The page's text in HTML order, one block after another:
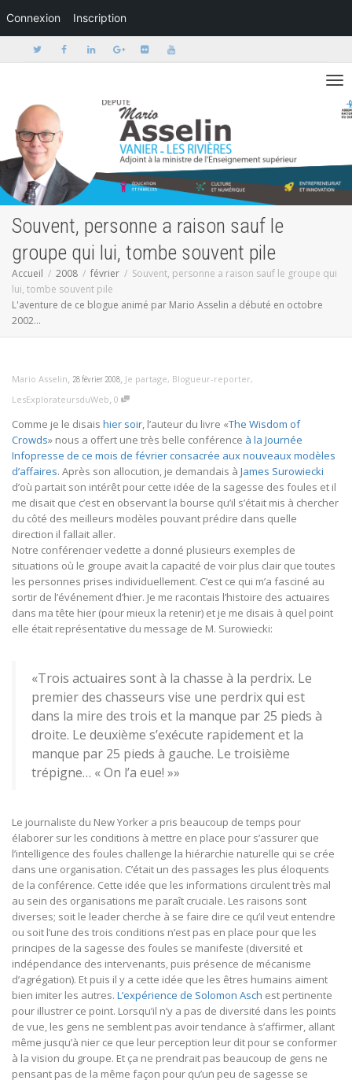
Connexion Inscription
Activer/
Souvent, personne a raison sauf le
groupe qui lui, tombe souvent pile
Accueil 2008 février
Souvent, personne a raison sauf le groupe qui
lui, tombe souvent pile
L'aventure de ce blogue animé par Mario Asselin a débuté en octobre
2002...
Mario Asselin, 28 février 2008, Je partage, Blogueur-reporter,
LesExplorateursduWeb, 0
Comme je le disais hier soir, l’auteur du livre «The Wisdom of
Crowds» nous a offert une très belle conférence à la Journée
Infopresse de ce mois de février consacrée aux nouveaux modèles
d’affaires. Après son allocution, je demandais à James Surowiecki
d’où partait son intérêt pour cette idée de la sagesse des foules et il
me disait que c’est en observant la bourse qu’il s’était mis à chercher
du côté des meilleurs modèles pouvant prédire dans quelle
direction il fallait aller.
Notre conférencier vedette a donné plusieurs exemples de
situations où le groupe avait la capacité de voir plus clair que toutes
les personnes prises individuellement. C’est ce qui m’a fasciné au
sortir de l’événement d’hier. Je me racontais l’histoire des actuaires
dans ma tête hier (pour mieux la retenir) et je me disais à quel point
elle était représentative du message de M. Surowiecki:
«Trois actuaires sont à la chasse à la perdrix. Le
premier des chasseurs vise une perdrix qui est
dans la mire des trois et la manque par 25 pieds à
droite. Le deuxième s’exécute rapidement et la
manque par 25 pieds à gauche. Le troisième
trépigne… « On l’a eue! »»
Le journaliste du New Yorker a pris beaucoup de temps pour
élaborer sur les conditions à mettre en place pour s’assurer que
l’intelligence des foules challenge la hiérarchie naturelle qui se crée
dans une organisation. C’était un des passages les plus éloquents
de la conférence. Cette idée que les informations circulent très mal
au sein des organisations me paraît cruciale. Les raisons sont
diverses; soit le leader cherche à se faire dire ce qu’il veut entendre
ou soit l’une des trois conditions n’est pas en place pour que les
principes de la sagesse des foules se manifeste (diversité et
indépendance des intervenants, puis présence de mécanisme
d’agrégation). Et puis il y a cette idée que les êtres humains aiment
bien imiter les autres. L’expérience de Solomon Asch est pertinente
pour illustrer ce point. Lorsqu’il n’y a pas de diversité dans les points
de vue, les gens ne semblent pas avoir tendance à s’affirmer, allant
même jusqu’à nier ce que leur perception leur dit pour se conformer
à la vision du groupe. Et ça ne prendrait pas beaucoup de gens ne
pensant pas de la même façon pour qu’un peu de sagesse se